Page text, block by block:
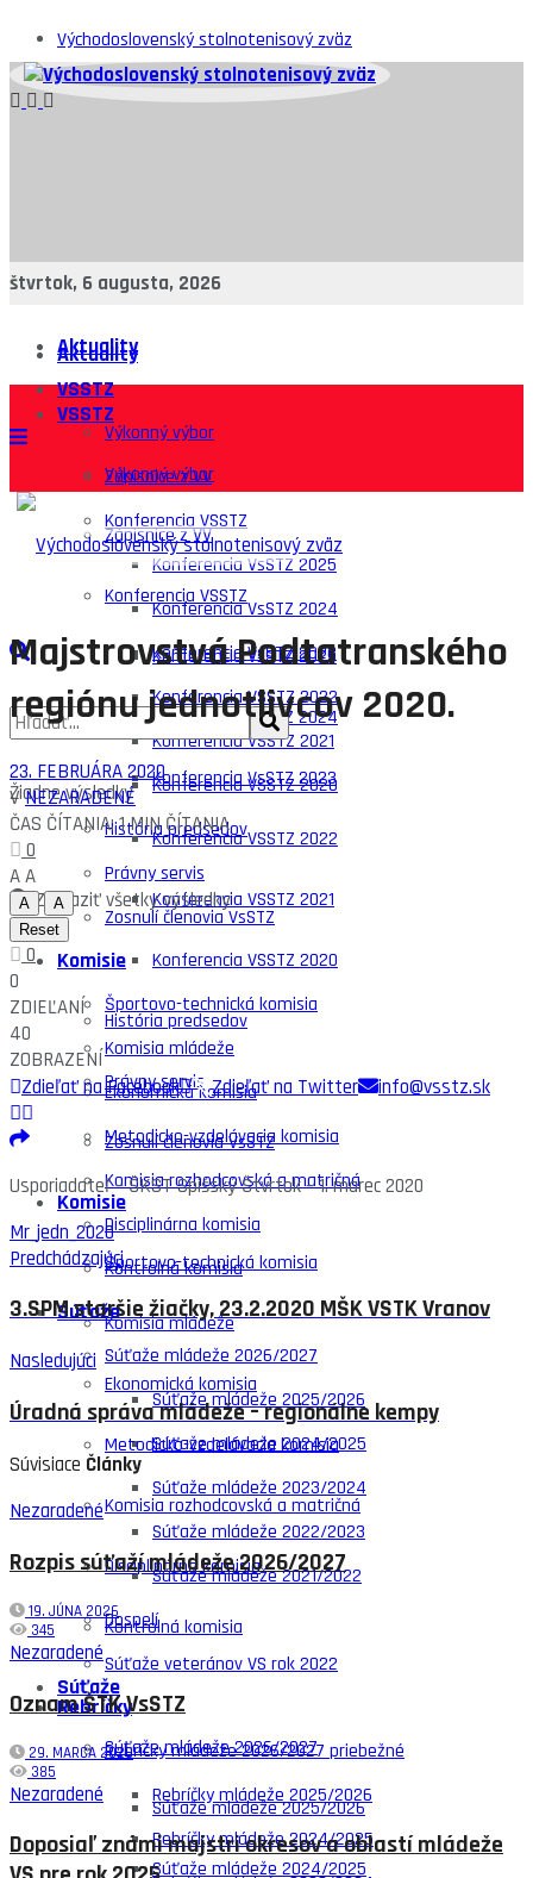
Východoslovenský stolnotenisový zväz
štvrtok, 6 augusta, 2026
Aktuality
VSSTZ
Výkonný výbor
Zápisnice z VV
Konferencia VSSTZ
Konferencia VsSTZ 2025
Konferencia VsSTZ 2024
Konferencia VsSTZ 2023
Konferencia VSSTZ 2022
Konferencia VSSTZ 2021
Konferencia VSSTZ 2020
História predsedov
Právny servis
Zosnulí členovia VsSTZ
Komisie
Športovo-technická komisia
Komisia mládeže
Ekonomická komisia
Metodicko-vzdelávacia komisia
Komisia rozhodcovská a matričná
Disciplinárna komisia
Kontrolná komisia
Súťaže
Súťaže mládeže 2026/2027
Súťaže mládeže 2025/2026
Súťaže mládeže 2024/2025
Súťaže mládeže 2023/2024
Súťaže mládeže 2022/2023
Súťaže mládeže 2021/2022
Dospelí
Súťaže veteránov VS rok 2022
Rebríčky
Rebríčky mládeže 2026/2027 priebežné
Rebríčky mládeže 2025/2026
Rebríčky mládeže 2024/2025
Aktuality
VSSTZ
Výkonný výbor
Zápisnice z VV
Konferencia VSSTZ
Konferencia VsSTZ 2025
Konferencia VsSTZ 2024
Konferencia VsSTZ 2023
Konferencia VSSTZ 2022
Konferencia VSSTZ 2021
Konferencia VSSTZ 2020
História predsedov
Právny servis
Zosnulí členovia VsSTZ
Komisie
Športovo-technická komisia
Komisia mládeže
Ekonomická komisia
Metodicko-vzdelávacia komisia
Komisia rozhodcovská a matričná
Disciplinárna komisia
Kontrolná komisia
Súťaže
Súťaže mládeže 2026/2027
Súťaže mládeže 2025/2026
Súťaže mládeže 2024/2025
Žiadne výsledky
Zobraziť všetky výsledky
Majstrovstvá Podtatranského
regiónu jednotlivcov 2020.
23. FEBRUÁRA 2020
VNEZARADENÉ
ČAS ČÍTANIA: 1 MIN ČÍTANIA
0
AA
A
A
Reset
0
0
ZDIEĽANÍ
40
ZOBRAZENÍ
Zdieľať na Facebook
Zdieľať na Twitter info@vsstz.sk
Usporiadateľ – ŠKST Spišský Štvrtok – 1. marec 2020
Mr_jedn_2020
Predchádzajúci
3.SPM staršie žiačky, 23.2.2020 MŠK VSTK Vranov
Nasledujúci
Úradná správa mládeže – regionálne kempy
Súvisiace Články
Nezaradené
Rozpis súťaží mládeže 2026/2027
19. JÚNA 2026
345
Nezaradené
Oznam ŠTK VsSTZ
29. MARCA 2026
385
Nezaradené
Doposiaľ známi majstri okresov a oblastí mládeže